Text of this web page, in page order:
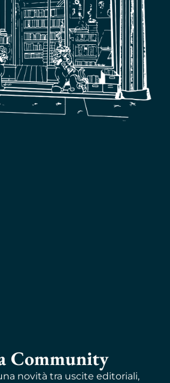
Community
novità tra uscite editoriali,